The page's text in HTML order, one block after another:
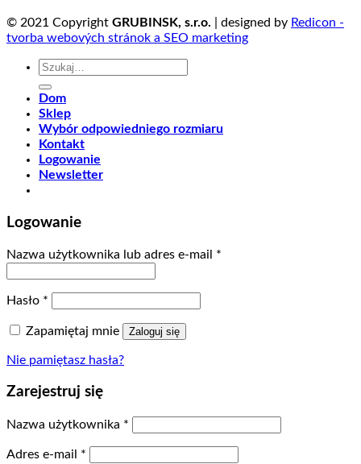
© 2021 Copyright GRUBINSK, s.r.o. | designed by Redicon -
tvorba webových stránok a SEO marketing
Szukaj:
Dom
Sklep
Wybór odpowiedniego rozmiaru
Kontakt
Logowanie
Newsletter
Logowanie
Nazwa użytkownika lub adres e-mail *
Hasło *
Zapamiętaj mnie Zaloguj się
Nie pamiętasz hasła?
Zarejestruj się
Nazwa użytkownika *
Adres e-mail *